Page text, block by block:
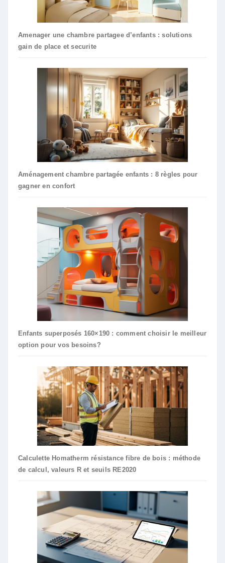
Amenager une chambre partagee d’enfants : solutions
gain de place et securite
Aménagement chambre partagée enfants : 8 règles pour
gagner en confort
Enfants superposés 160×190 : comment choisir le meilleur
option pour vos besoins?
Calculette Homatherm résistance fibre de bois : méthode
de calcul, valeurs R et seuils RE2020